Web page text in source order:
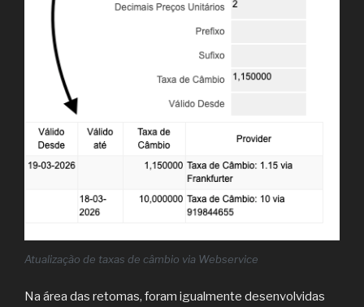
Atualização de taxas de câmbio via Webservice
Na área das retomas, foram igualmente desenvolvidas